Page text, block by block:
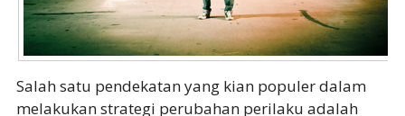
Salah satu pendekatan yang kian populer dalam
melakukan strategi perubahan perilaku adalah